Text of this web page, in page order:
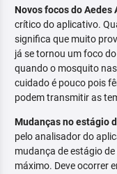
Novos focos do Aedes
crítico do aplicativo.
significa que muito
já se tornou um foco
quando o mosquito
cuidado é pouco pois
podem transmitir as
Mudanças no estágio
pelo analisador do
mudança de estágio
máximo. Deve ocorrer